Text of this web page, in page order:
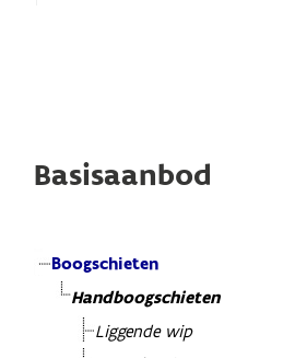
Basisaanbod
Boogschieten
Handboogschieten
Liggende wip